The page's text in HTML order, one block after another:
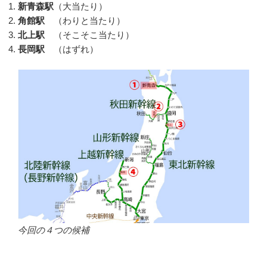
新青森駅 （大当たり）
角館駅
（わりと当たり）
北上駅
（そこそこ当たり）
長岡駅
（はずれ）
今回の４つの候補